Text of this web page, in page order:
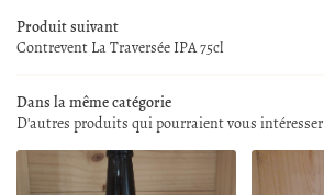
LA BOUTIQUE
SERVICES
CAVE À VINS
Produit suivant
Contrevent La Traversée IPA 75cl
Dans la même catégorie
D'autres produits qui pourraient vous intéresser